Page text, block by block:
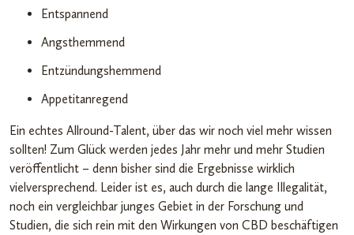
Entspannend
Angsthemmend
Entzündungshemmend
Appetitanregend
Ein echtes Allround-Talent, über das wir noch viel mehr wissen
sollten! Zum Glück werden jedes Jahr mehr und mehr Studien
veröffentlicht – denn bisher sind die Ergebnisse wirklich
vielversprechend. Leider ist es, auch durch die lange Illegalität,
noch ein vergleichbar junges Gebiet in der Forschung und
Studien, die sich rein mit den Wirkungen von CBD beschäftigen